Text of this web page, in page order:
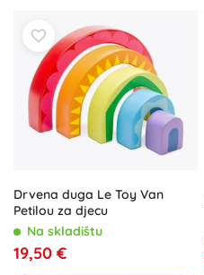
Drvena duga Le Toy Van
Petilou za djecu
Na skladištu
19,50 €